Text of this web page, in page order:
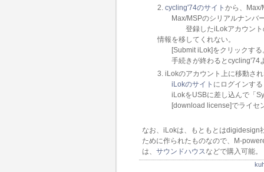
cycling'74のサイト から、Max/
Max/MSPのシリアルナンバ
登録したiLokアカウントの
情報を移してくれない。
[Submit iLok]をクリックする
手続きが終わるとcycling'74よ
iLokのアカウント上に移動さ
iLokのサイト にログインす
iLokをUSBに差し込んで「
[download license]でライセン
なお、iLokは、もともとはdigidesign
ために作られたものなので、M-
は、 サウンドハウスなどで購入可能。